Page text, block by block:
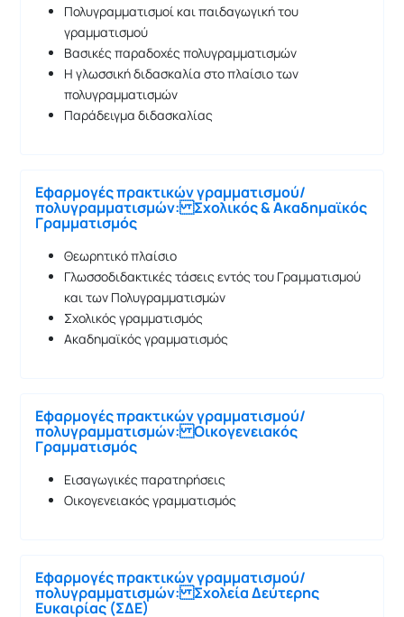
Πολυγραμματισμοί και παιδαγωγική του
γραμματισμού
Βασικές παραδοχές πολυγραμματισμών
Η γλωσσική διδασκαλία στο πλαίσιο των
πολυγραμματισμών
Παράδειγμα διδασκαλίας
Εφαρμογές πρακτικών γραμματισμού/
πολυγραμματισμών: Σχολικός & Ακαδημαϊκός
Γραμματισμός
Θεωρητικό πλαίσιο
Γλωσσοδιδακτικές τάσεις εντός του Γραμματισμού
και των Πολυγραμματισμών
Σχολικός γραμματισμός
Ακαδημαϊκός γραμματισμός
Εφαρμογές πρακτικών γραμματισμού/
πολυγραμματισμών: Οικογενειακός
Γραμματισμός
Εισαγωγικές παρατηρήσεις
Οικογενειακός γραμματισμός
Εφαρμογές πρακτικών γραμματισμού/
πολυγραμματισμών: Σχολεία Δεύτερης
Ευκαιρίας (ΣΔΕ)